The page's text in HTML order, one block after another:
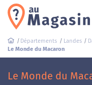
Départements Landes
Le Monde du Macaron
Le Monde du